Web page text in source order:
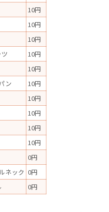
10円
10円
10円
10円
10円
ン
10円
10円
10円
10円
10円
0円
ネック 0円
0円